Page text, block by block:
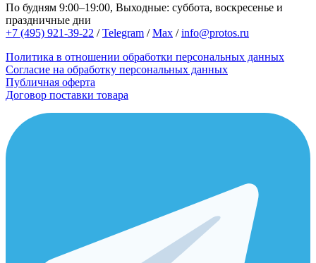
По будням 9:00–19:00, Выходные: суббота, воскресенье и
праздничные дни
+7 (495) 921-39-22 /Telegram /Max /info@protos.ru
Политика в отношении обработки персональных данных
Согласие на обработку персональных данных
Публичная оферта
Договор поставки товара